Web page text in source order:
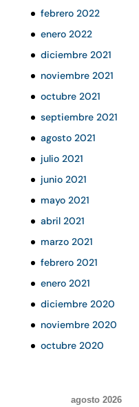
febrero 2022
enero 2022
diciembre 2021
noviembre 2021
octubre 2021
septiembre 2021
agosto 2021
julio 2021
junio 2021
mayo 2021
abril 2021
marzo 2021
febrero 2021
enero 2021
diciembre 2020
noviembre 2020
octubre 2020
agosto 2026